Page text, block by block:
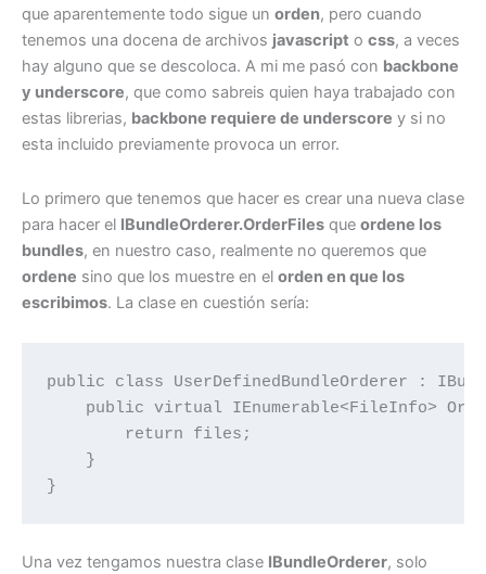
que aparentemente todo sigue un orden, pero cuando
tenemos una docena de archivos javascript o css, a veces
hay alguno que se descoloca. A mi me pasó con backbone
y underscore, que como sabreis quien haya trabajado con
estas librerias, backbone requiere de underscore y si no
esta incluido previamente provoca un error.
Lo primero que tenemos que hacer es crear una nueva clase
para hacer el IBundleOrderer.OrderFiles que ordene los
bundles, en nuestro caso, realmente no queremos que
ordene sino que los muestre en el orden en que los
escribimos. La clase en cuestión sería:
public class UserDefinedBundleOrderer :
public virtual IEnumerable<FileInfo>
        return files;
    }
}
Una vez tengamos nuestra clase IBundleOrderer, solo